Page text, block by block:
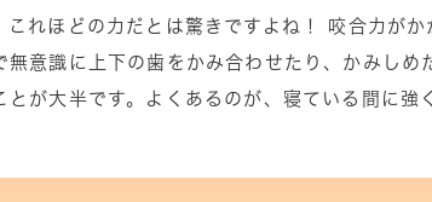
これほどの力だとは驚きですよね！ 咬合力が
無意識に上下の歯をかみ合わせたり、かみしめ
とが大半です。よくあるのが、寝ている間に強